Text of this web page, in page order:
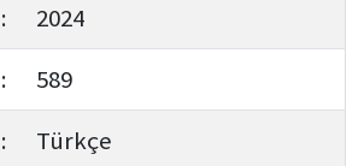
:
2024
:
589
: Türkçe